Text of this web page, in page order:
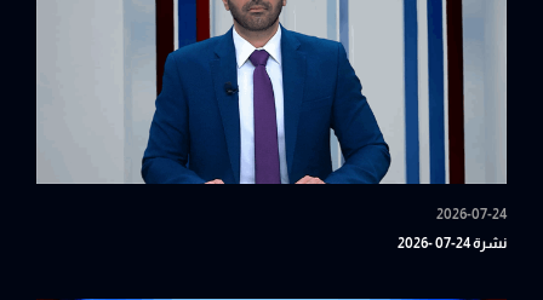
2026-07-24
نشرة 24-07 -2026